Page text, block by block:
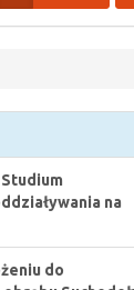
na
do